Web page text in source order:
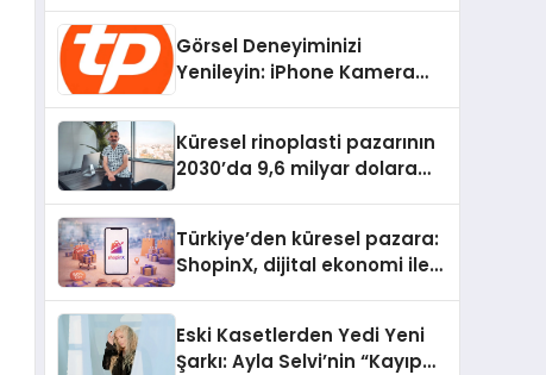
Görsel Deneyiminizi
Yenileyin: iPhone Kamera
Küresel rinoplasti pazarının
2030’da 9,6 milyar dolara
Türkiye’den küresel pazara:
ShopinX, dijital ekonomi ile
Eski Kasetlerden Yedi Yeni
Şarkı: Ayla Selvi’nin “Kayıp